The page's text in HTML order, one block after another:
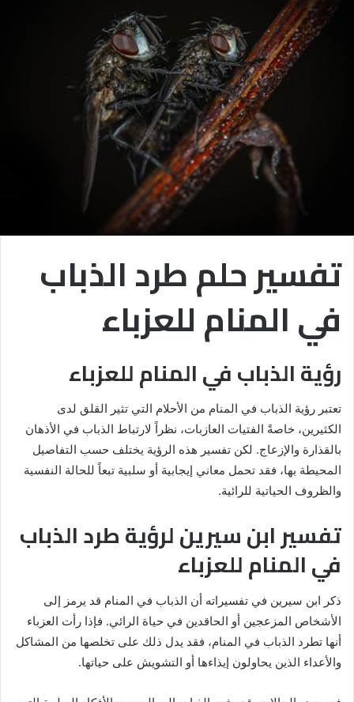
تفسير حلم طرد الذباب
في المنام للعزباء
رؤية الذباب في المنام للعزباء
تعتبر رؤية الذباب في المنام من الأحلام التي تثير القلق لدى
الكثيرين، خاصةً الفتيات العازبات، نظراً لارتباط الذباب في الأذهان
بالقذارة والإزعاج. لكن تفسير هذه الرؤية يختلف حسب التفاصيل
المحيطة بها، فقد تحمل معاني إيجابية أو سلبية تبعاً للحالة النفسية
والظروف الحياتية للرائية.
تفسير ابن سيرين لرؤية طرد الذباب
في المنام للعزباء
ذكر ابن سيرين في تفسيراته أن الذباب في المنام قد يرمز إلى
الأشخاص المزعجين أو الحاقدين في حياة الرائي. فإذا رأت العزباء
أنها تطرد الذباب في المنام، فقد يدل ذلك على تخلصها من المشاكل
والأعداء الذين يحاولون إيذاءها أو التشويش على حياتها.